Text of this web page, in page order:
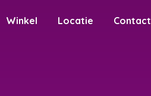
Winkel Locatie Contact